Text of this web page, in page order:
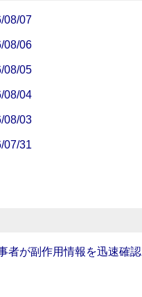
08/07
08/06
08/05
08/04
08/03
07/31
者が副作用情報を迅速確認